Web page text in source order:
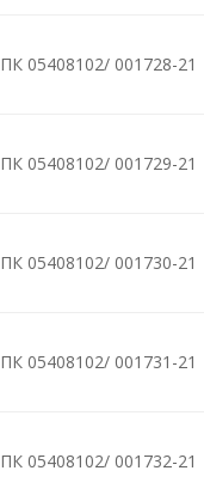
ПК 05408102/ 001728-21
ПК 05408102/ 001729-21
ПК 05408102/ 001730-21
ПК 05408102/ 001731-21
ПК 05408102/ 001732-21